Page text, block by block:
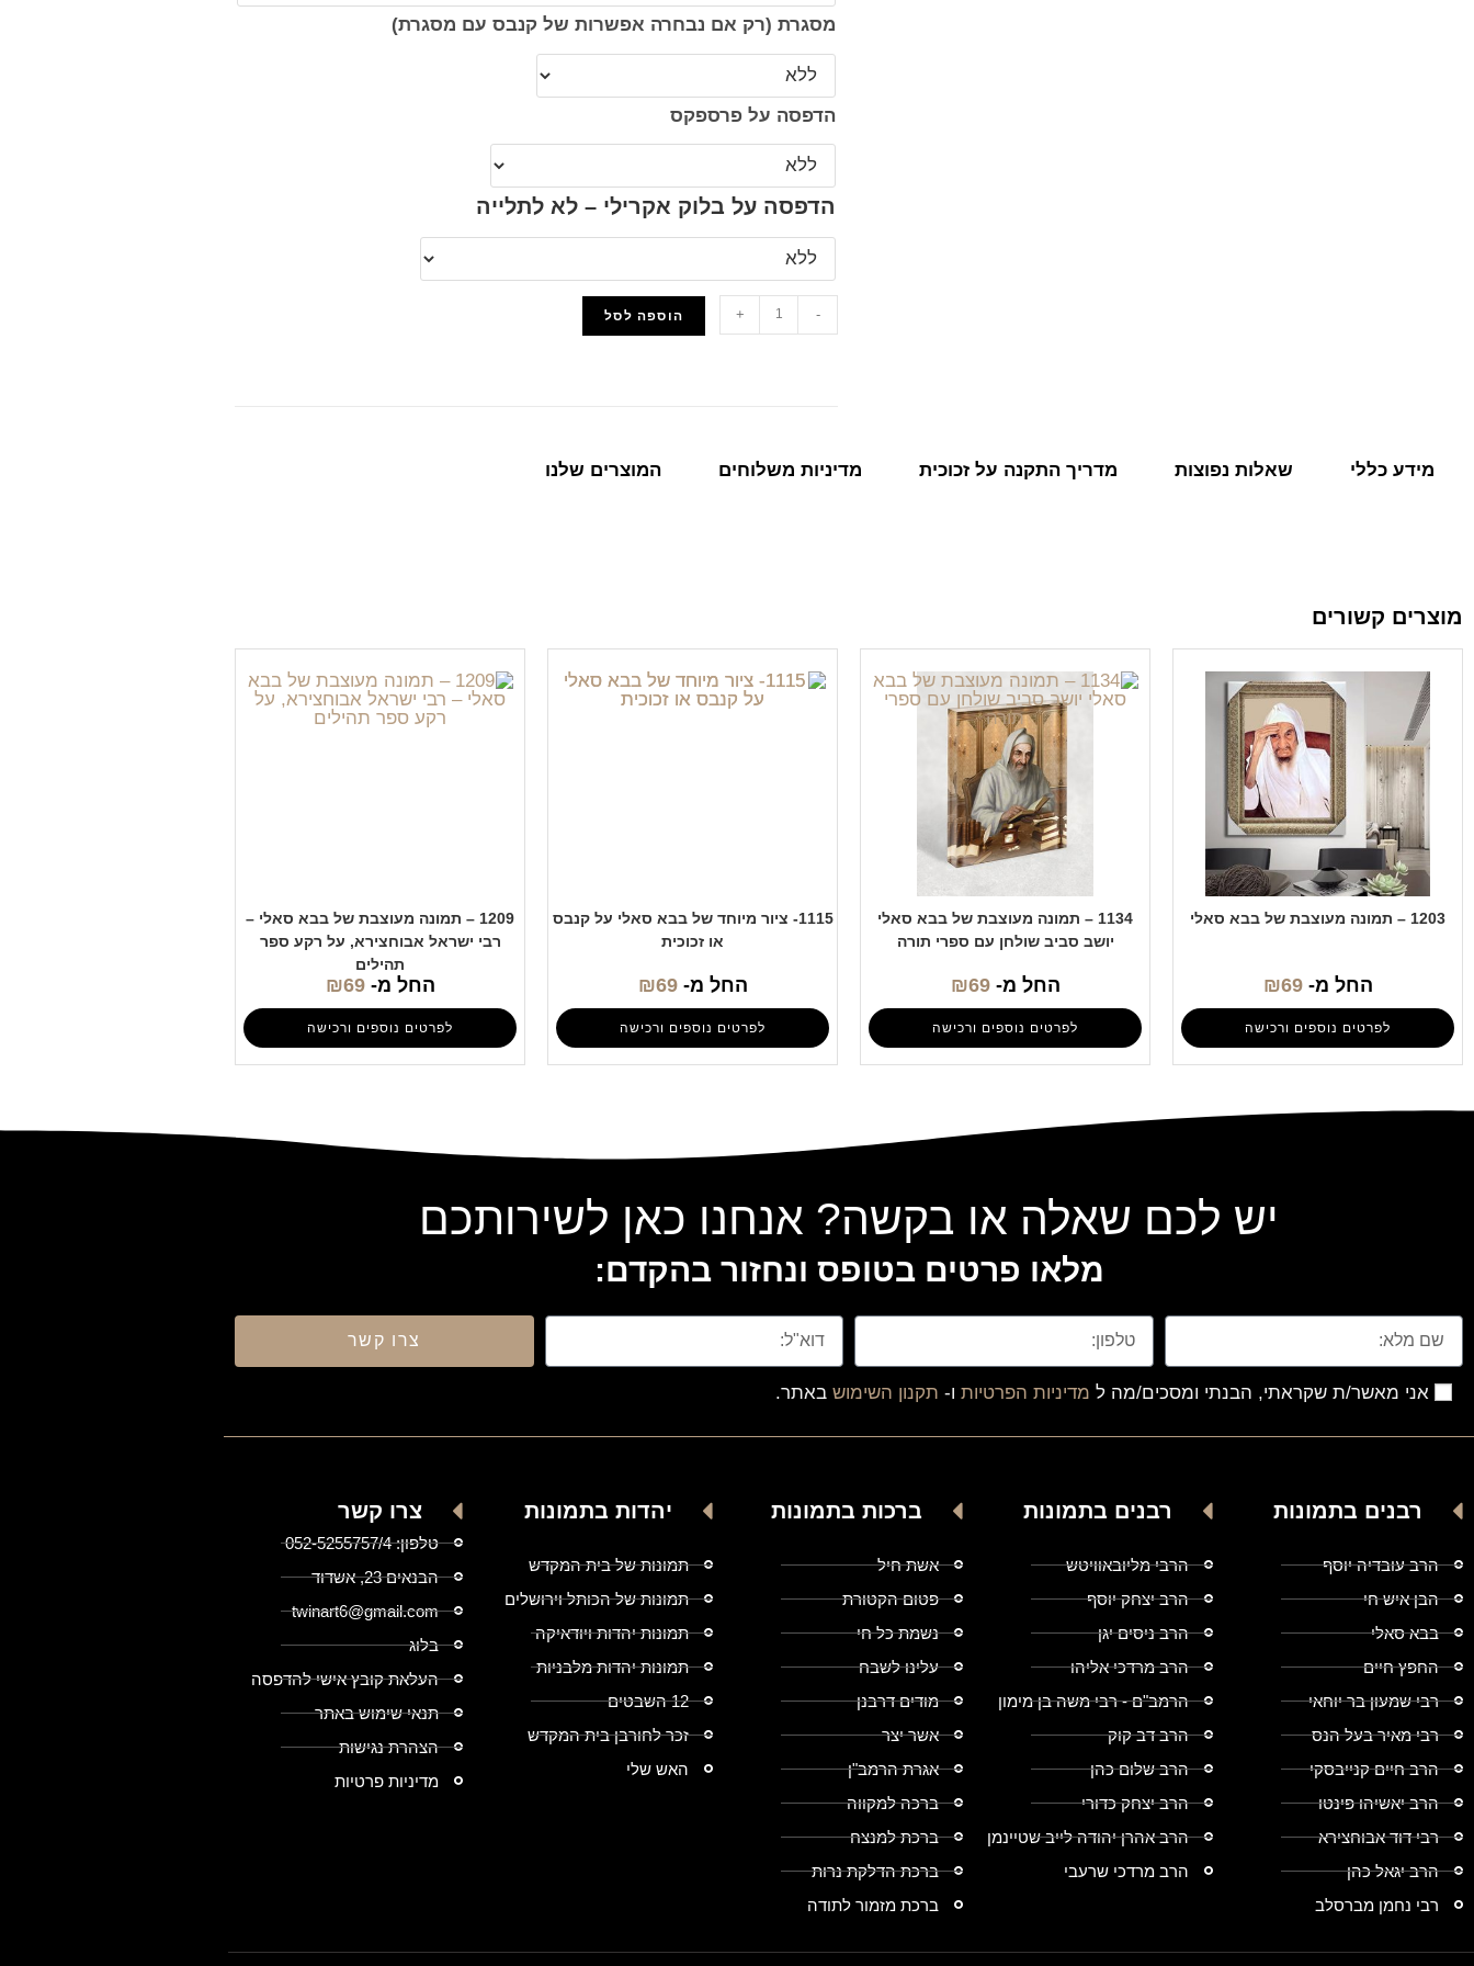
מסגרת (רק אם נבחרה אפשרות של קנבס עם מסגרת)
הדפסה על פרספקס
הדפסה על בלוק אקרילי – לא לתלייה
-
+ הוספה לסל
מידע כללי שאלות נפוצות מדריך התקנה על זכוכית מדיניות משלוחים המוצרים שלנו
מוצרים קשורים
1203 – תמונה מעוצבת של בבא סאלי
החל מ- ₪69
לפרטים נוספים ורכישה
1134 – תמונה מעוצבת של בבא סאלי
יושב סביב שולחן עם ספרי תורה
החל מ- ₪69
לפרטים נוספים ורכישה
1115- ציור מיוחד של בבא סאלי על קנבס
או זכוכית
החל מ- ₪69
לפרטים נוספים ורכישה
1209 – תמונה מעוצבת של בבא סאלי –
רבי ישראל אבוחצירא, על רקע ספר
תהילים
החל מ- ₪69
לפרטים נוספים ורכישה
יש לכם שאלה או בקשה? אנחנו כאן לשירותכם
מלאו פרטים בטופס ונחזור בהקדם:
אני מאשר/ת שקראתי, הבנתי ומסכים/מה ל מדיניות הפרטיות ו- תקנון השימוש באתר.
צרו קשר
רבנים בתמונות
הרב עובדיה יוסף
הבן איש חי
בבא סאלי
החפץ חיים
רבי שמעון בר יוחאי
רבי מאיר בעל הנס
הרב חיים קנייבסקי
הרב יאשיהו פינטו
רבי דוד אבוחצירא
הרב יגאל כהן
רבי נחמן מברסלב
רבנים בתמונות
הרבי מליובאוויטש
הרב יצחק יוסף
הרב ניסים יגן
הרב מרדכי אליהו
הרמב"ם - רבי משה בן מימון
הרב דב קוק
הרב שלום כהן
הרב יצחק כדורי
הרב אהרן יהודה לייב שטיינמן
הרב מרדכי שרעבי
ברכות בתמונות
אשת חיל
פטום הקטורת
נשמת כל חי
עלינו לשבח
מודים דרבנן
אשר יצר
אגרת הרמב"ן
ברכה למקווה
ברכת למנצח
ברכת הדלקת נרות
ברכת מזמור לתודה
יהדות בתמונות
תמונות של בית המקדש
תמונות של הכותל וירושלים
תמונות יהדות ויודאיקה
תמונות יהדות מלבניות
12 השבטים
זכר לחורבן בית המקדש
האש שלי
צרו קשר
טלפון: 052-5255757/4
הבנאים 23, אשדוד
twinart6@gmail.com
בלוג
העלאת קובץ אישי להדפסה
תנאי שימוש באתר
הצהרת נגישות
מדיניות פרטיות